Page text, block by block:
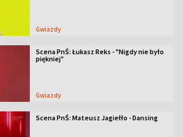
Gwiazdy
Scena PnŚ: Łukasz Reks - "Nigdy nie było
piękniej"
Gwiazdy
Scena PnŚ: Mateusz Jagiełło - Dansing